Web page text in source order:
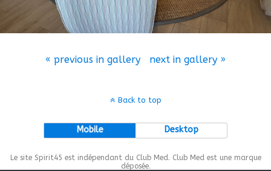
« previous in gallery next in gallery »
Back to top
Mobile Desktop
Le site Spirit45 est indépendant du Club Med. Club Med est une marque
déposée.